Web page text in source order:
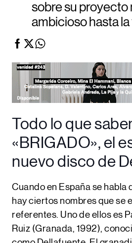
sobre su proyecto
ambicioso hasta
Todo lo que
«BRIGADO», el
nuevo disco de
Cuando en España se habla
hay ciertos nombres que se
referentes. Uno de ellos es
Ruiz (Granada, 1992),